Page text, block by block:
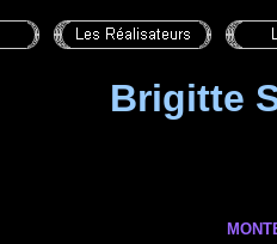
Brigitte